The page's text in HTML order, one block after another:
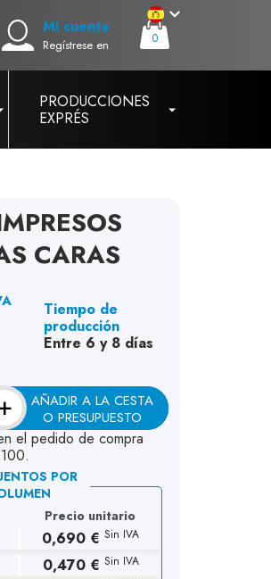
Mi cuenta
Regístrese en 0
PRODUCCIONES
EXPRÉS
CARAS
Tiempo de
producción
Entre 6 y 8 días
AÑADIR A LA CESTA
O PRESUPUESTO
el pedido de compra
POR
Precio unitario
0,690 € Sin IVA
0,470 € Sin IVA